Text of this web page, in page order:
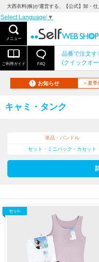
大西衣料(株)が運営する、【公式】卸・
Select Language ▼
メニュー
ご利用ガイド FAQ
品番で注文す
(クイックオ
お知らせ ＞夏
キャミ・タンク
単品・バンドル
セット・ミニパック・カセット